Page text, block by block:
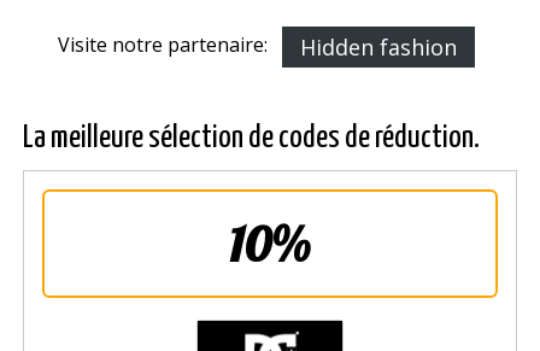
Visite notre partenaire: Hidden fashion
La meilleure sélection de codes de réduction.
10%